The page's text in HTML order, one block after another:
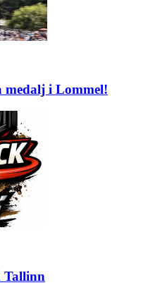
medalj i Lommel!
Tallinn